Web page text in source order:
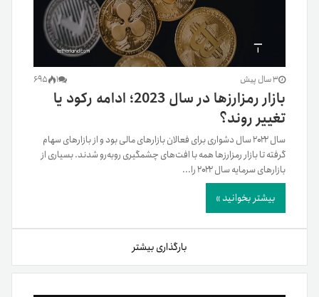
3 سال پیش 1
695
بازار رمزارزها در سال 2023؛ ادامه رکود یا
تغییر روند؟
سال ۲۰۲۲ سال دشواری برای فعالان بازارهای مالی بود و از بازارهای سهام
گرفته تا بازار رمزارزها همه با افت‌های چشمگیری روبه‌رو شدند. بسیاری از
بازارهای سرمایه سال ۲۰۲۲ را...
بیشتر بخوانید »
بارگذاری بیشتر